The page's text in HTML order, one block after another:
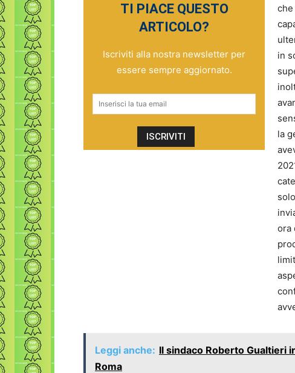
TI PIACE QUESTO
ARTICOLO?
Iscriviti alla nostra newsletter per
essere sempre aggiornato.
in
la
ora
Leggi anche: Il sindaco Roberto Gualtieri
Roma